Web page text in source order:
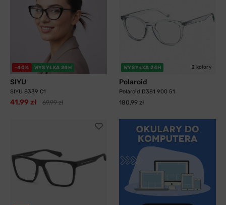
-40% WYSYŁKA 24H
SIYU
SIYU 8339 C1
41,99 zł 69,99 zł
WYSYŁKA 24H 2 kolory
Polaroid
Polaroid D381 900 51
180,99 zł